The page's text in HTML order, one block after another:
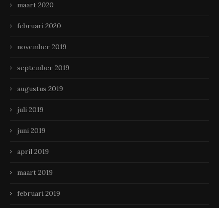
maart 2020
februari 2020
november 2019
september 2019
augustus 2019
juli 2019
juni 2019
april 2019
maart 2019
februari 2019